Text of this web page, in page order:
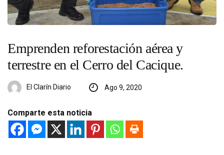
Emprenden reforestación aérea y
terrestre en el Cerro del Cacique.
El Clarín Diario Ago 9, 2020
Comparte esta noticia